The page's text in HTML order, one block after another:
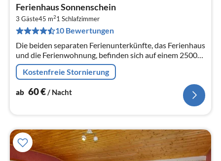
Ferienhaus Sonnenschein
3 Gäste45 m21 Schlafzimmer
10 Bewertungen
Die beiden separaten Ferienunterkünfte, das Ferienhaus
und die Ferienwohnung, befinden sich auf einem 2500
m² grossen abgeschlossenen Privatgrundstück mit
einem sicheren...
Kostenfreie Stornierung
ab 60€/ Nacht